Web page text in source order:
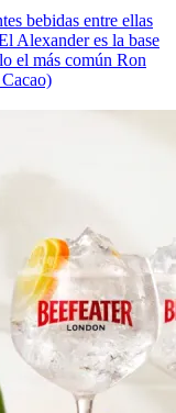
bebidas entre ellas
Alexander es la base
el más común Ron